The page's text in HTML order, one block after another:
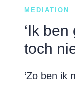
MEDIATION
‘Ik
toch
‘Zo ben ik